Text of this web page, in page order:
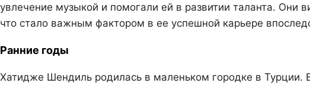
увлечение музыкой и помогали ей в развитии таланта. Они
что стало важным фактором в ее успешной карьере
Ранние годы
Хатидже Шендиль родилась в маленьком городке в